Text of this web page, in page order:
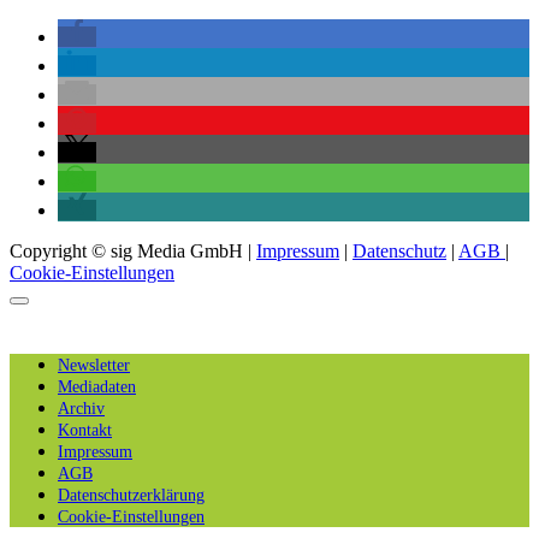
Copyright © sig Media GmbH | Impressum | Datenschutz | AGB |
Cookie-Einstellungen
Newsletter
Mediadaten
Archiv
Kontakt
Impressum
AGB
Datenschutzerklärung
Cookie-Einstellungen